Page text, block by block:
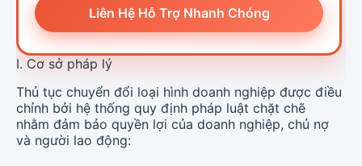
Liên Hệ Hỗ Trợ Nhanh Chóng
I. Cơ sở pháp lý
Thủ tục chuyển đổi loại hình doanh nghiệp được điều
chỉnh bởi hệ thống quy định pháp luật chặt chẽ
nhằm đảm bảo quyền lợi của doanh nghiệp, chủ nợ
và người lao động: